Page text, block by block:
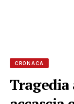
CRONACA
Tragedia